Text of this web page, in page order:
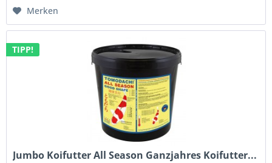
Merken
TIPP!
Jumbo Koifutter All Season Ganzjahres Koifutter...